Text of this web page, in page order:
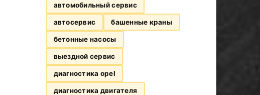
автомобильный сервис
автосервис башенные краны
бетонные насосы
выездной сервис
диагностика opel
диагностика двигателя